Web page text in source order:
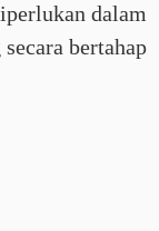
dalam
secara bertahap